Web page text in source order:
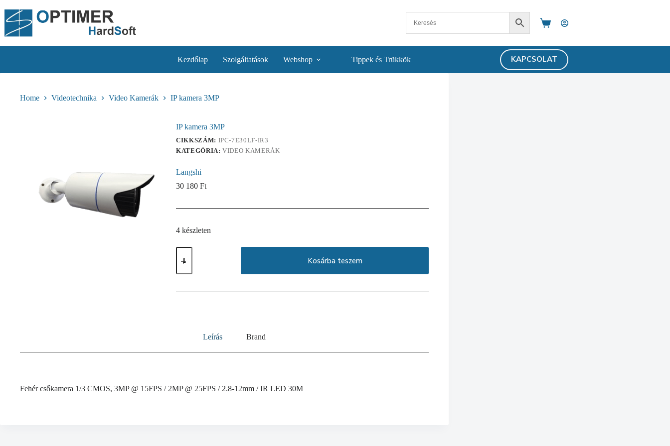
content
Shopping
Kezdőlap Szolgáltatások Webshop Tippek és Trükkök KAPCSOLAT
Home Videotechnika Video Kamerák IP kamera 3MP
IP kamera 3MP
CIKKSZÁM: IPC-7E30LF-IR3
KATEGÓRIA:VIDEO KAMERÁK
Langshi
30 180 Ft
4 készleten
IP
kamera
mennyiség
Kosárba teszem
Leírás Brand
Fehér csőkamera 1/3 CMOS, 3MP @ 15FPS / 2MP @ 25FPS / 2.8-12mm / IR LED 30M